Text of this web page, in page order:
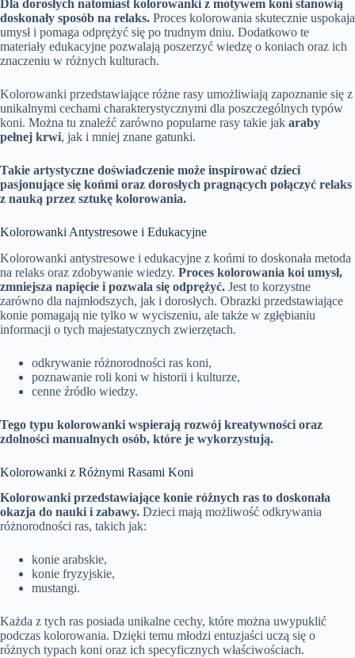
Dla dorosłych natomiast kolorowanki z motywem koni stanowią
doskonały sposób na relaks. Proces kolorowania skutecznie uspokaja
umysł i pomaga odprężyć się po trudnym dniu. Dodatkowo te
materiały edukacyjne pozwalają poszerzyć wiedzę o koniach oraz ich
znaczeniu w różnych kulturach.
Kolorowanki przedstawiające różne rasy umożliwiają zapoznanie się z
unikalnymi cechami charakterystycznymi dla poszczególnych typów
koni. Można tu znaleźć zarówno popularne rasy takie jak araby
pełnej krwi, jak i mniej znane gatunki.
Takie artystyczne doświadczenie może inspirować dzieci
pasjonujące się końmi oraz dorosłych pragnących połączyć relaks
z nauką przez sztukę kolorowania.
Kolorowanki Antystresowe i Edukacyjne
Kolorowanki antystresowe i edukacyjne z końmi to doskonała metoda
na relaks oraz zdobywanie wiedzy. Proces kolorowania koi umysł,
zmniejsza napięcie i pozwala się odprężyć. Jest to korzystne
zarówno dla najmłodszych, jak i dorosłych. Obrazki przedstawiające
konie pomagają nie tylko w wyciszeniu, ale także w zgłębianiu
informacji o tych majestatycznych zwierzętach.
odkrywanie różnorodności ras koni,
poznawanie roli koni w historii i kulturze,
cenne źródło wiedzy.
Tego typu kolorowanki wspierają rozwój kreatywności oraz
zdolności manualnych osób, które je wykorzystują.
Kolorowanki z Różnymi Rasami Koni
Kolorowanki przedstawiające konie różnych ras to doskonała
okazja do nauki i zabawy. Dzieci mają możliwość odkrywania
różnorodności ras, takich jak:
konie arabskie,
konie fryzyjskie,
mustangi.
Każda z tych ras posiada unikalne cechy, które można uwypuklić
podczas kolorowania. Dzięki temu młodzi entuzjaści uczą się o
różnych typach koni oraz ich specyficznych właściwościach.